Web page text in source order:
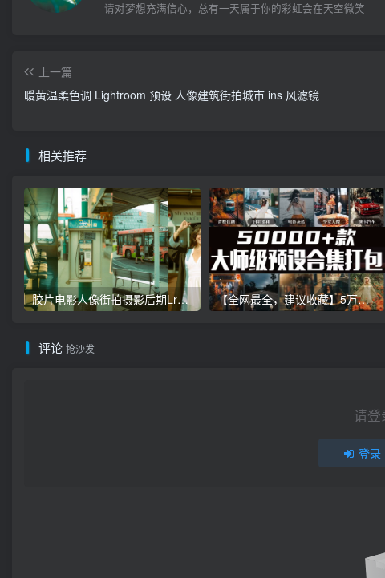
请对梦想充满信心，总有一天属于你的彩虹会在天空微笑
上一篇
暖黄温柔色调 Lightroom 预设 人像建筑街拍城市 ins 风滤镜
相关推荐
胶片电影人像街拍摄影后期Lr调色教程，手机滤镜PS+Lightroom预设下载！ 【全网最全，建议收藏】5万多款Lr顶级调色预设合集，精心整理，分类清晰，摄影师调色师必备素材，够用一辈子！
评论 抢沙发
请
登录